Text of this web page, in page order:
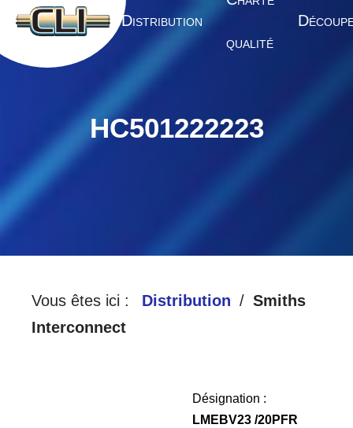
A CCUEIL DISTRIBUTION
QUALITÉ
D
HC501222223
Vous êtes ici : Distribution
Smiths
Interconnect
Désignation :
LMEBV23 /20PFR